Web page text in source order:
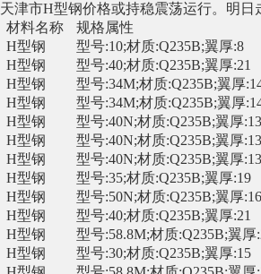
天津市H型钢价格或持稳震荡运行。明日
材料名称
规格属性
H型钢
型号:10;材质:Q235B;翼厚:8
H型钢
型号:40;材质:Q235B;翼厚:21
H型钢
型号:34M;材质:Q235B;翼厚
H型钢
型号:34M;材质:Q235B;翼厚
H型钢
型号:40N;材质:Q235B;翼厚:13
H型钢
型号:40N;材质:Q235B;翼厚:13
H型钢
型号:40N;材质:Q235B;翼厚:13
H型钢
型号:35;材质:Q235B;翼厚:19
H型钢
型号:50N;材质:Q235B;翼厚:16
H型钢
型号:40;材质:Q235B;翼厚:21
H型钢
型号:58.8M;材质:Q235B;翼厚
H型钢
型号:30;材质:Q235B;翼厚:15